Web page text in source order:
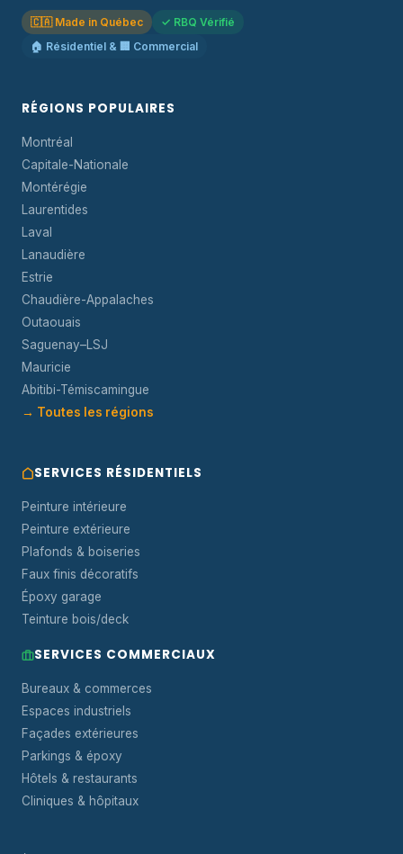
🇨🇦 Made in Québec
✓ RBQ Vérifié
🏠 Résidentiel & 🏢 Commercial
RÉGIONS POPULAIRES
Montréal
Capitale-Nationale
Montérégie
Laurentides
Laval
Lanaudière
Estrie
Chaudière-Appalaches
Outaouais
Saguenay–LSJ
Mauricie
Abitibi-Témiscamingue
→ Toutes les régions
SERVICES RÉSIDENTIELS
Peinture intérieure
Peinture extérieure
Plafonds & boiseries
Faux finis décoratifs
Époxy garage
Teinture bois/deck
SERVICES COMMERCIAUX
Bureaux & commerces
Espaces industriels
Façades extérieures
Parkings & époxy
Hôtels & restaurants
Cliniques & hôpitaux